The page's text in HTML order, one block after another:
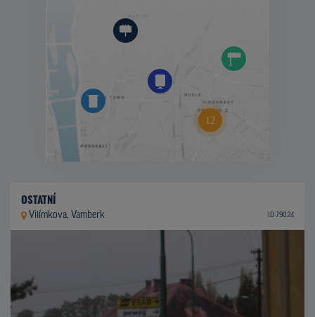
OSTATNÍ
Vilímkova, Vamberk ID 79024